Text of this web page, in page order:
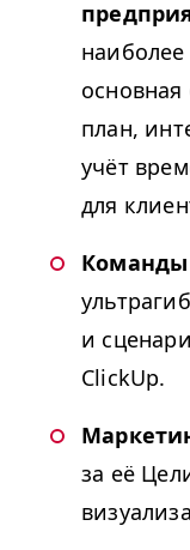
план,
учёт
для
Команды
и
ClickUp.
за её